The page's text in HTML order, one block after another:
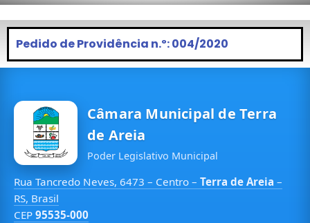
Pedido de Providência n.º: 004/2020
Câmara Municipal de Terra
de Areia
Poder Legislativo Municipal
Rua Tancredo Neves, 6473 – Centro – Terra de Areia –
RS, Brasil
CEP 95535-000